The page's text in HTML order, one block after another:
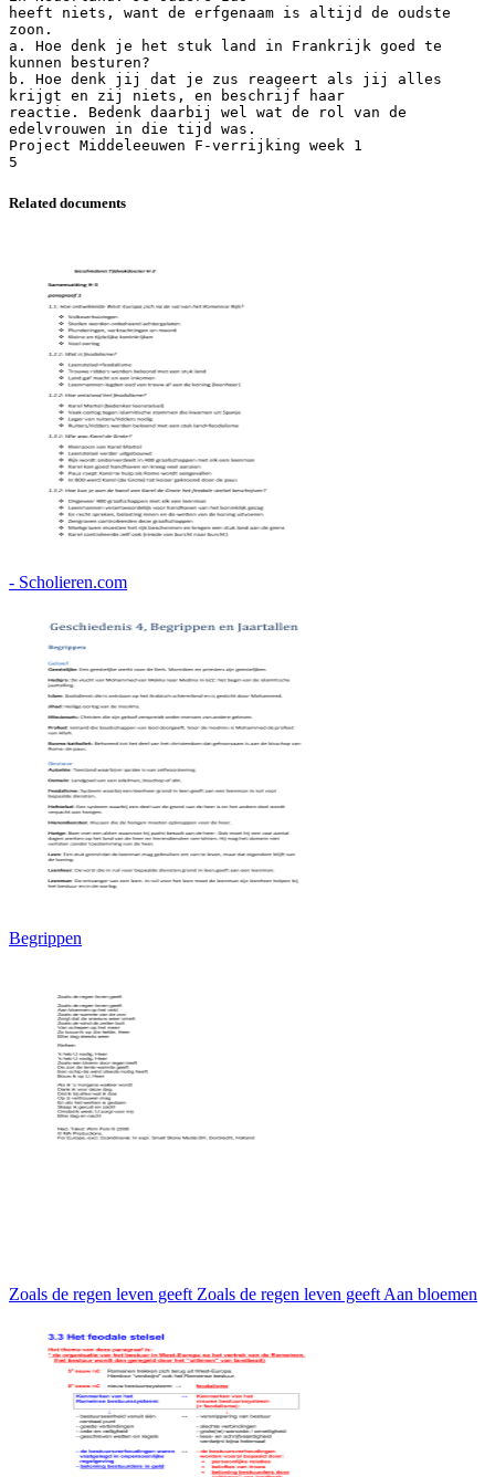
Related documents
- Scholieren.com
Begrippen
Zoals de regen leven geeft Zoals de regen leven geeft Aan bloemen